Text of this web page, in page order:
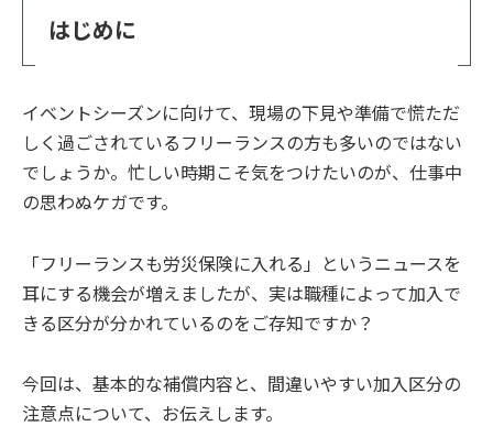
はじめに
イベントシーズンに向けて、現場の下見や準備で慌ただ
しく過ごされているフリーランスの方も多いのではない
でしょうか。忙しい時期こそ気をつけたいのが、仕事中
の思わぬケガです。
「フリーランスも労災保険に入れる」というニュースを
耳にする機会が増えましたが、実は職種によって加入で
きる区分が分かれているのをご存知ですか？
今回は、基本的な補償内容と、間違いやすい加入区分の
注意点について、お伝えします。